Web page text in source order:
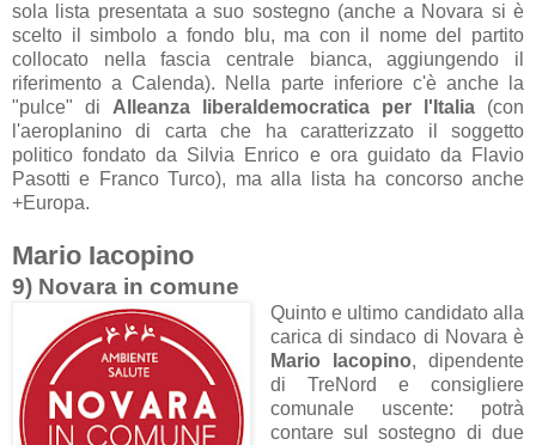
sola lista presentata a suo sostegno (anche a Novara si è
scelto il simbolo a fondo blu, ma con il nome del partito
collocato nella fascia centrale bianca, aggiungendo il
riferimento a Calenda). Nella parte inferiore c'è anche la
"pulce" di Alleanza liberaldemocratica per l'Italia (con
l'aeroplanino di carta che ha caratterizzato il soggetto
politico fondato da Silvia Enrico e ora guidato da Flavio
Pasotti e Franco Turco), ma alla lista ha concorso anche
+Europa.
Mario Iacopino
9) Novara in comune
Quinto e ultimo candidato alla
carica di sindaco di Novara è
Mario Iacopino, dipendente
di TreNord e consigliere
comunale uscente: potrà
contare sul sostegno di due